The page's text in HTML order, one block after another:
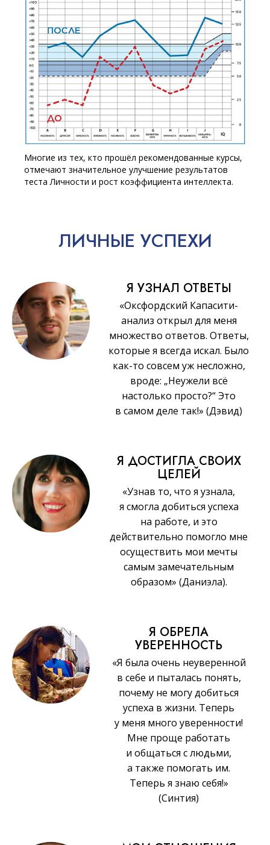
Многие из тех, кто прошёл рекомендованные курсы,
отмечают значительное улучшение результатов
теста Личности и рост коэффициента интеллекта.
ЛИЧНЫЕ УСПЕХИ
Я УЗНАЛ ОТВЕТЫ
«Оксфордский Капасити-
анализ открыл для меня
множество ответов. Ответы,
которые я всегда искал. Было
как-то совсем уж несложно,
вроде: „Неужели всё
настолько просто?“ Это
в самом деле так!» (Дэвид)
Я ДОСТИГЛА СВОИХ
ЦЕЛЕЙ
«Узнав то, что я узнала,
я смогла добиться успеха
на работе, и это
действительно помогло мне
осуществить мои мечты
самым замечательным
образом» (Даниэла).
Я ОБРЕЛА
УВЕРЕННОСТЬ
«Я была очень неуверенной
в себе и пыталась понять,
почему не могу добиться
успеха в жизни. Теперь
у меня много уверенности!
Мне проще работать
и общаться с людьми,
а также помогать им.
Теперь я знаю себя!»
(Синтия)